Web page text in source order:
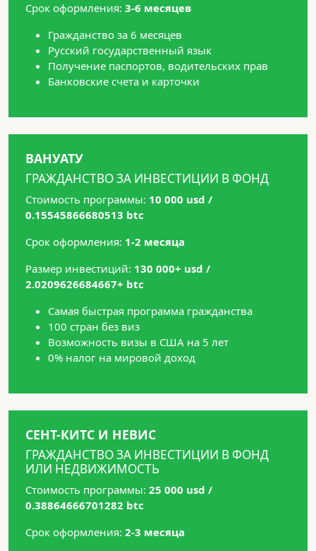
Срок оформления: 3-6 месяцев
Гражданство за 6 месяцев
Русский государственный язык
Получение паспортов, водительских прав
Банковские счета и карточки
ВАНУАТУ
ГРАЖДАНСТВО ЗА ИНВЕСТИЦИИ В ФОНД
Стоимость программы: 10 000 usd /
0.15545866680513 btc
Срок оформления: 1-2 месяца
Размер инвестиций: 130 000+ usd /
2.0209626684667+ btc
Самая быстрая программа гражданства
100 стран без виз
Возможность визы в США на 5 лет
0% налог на мировой доход
СЕНТ-КИТС И НЕВИС
ГРАЖДАНСТВО ЗА ИНВЕСТИЦИИ В ФОНД
ИЛИ НЕДВИЖИМОСТЬ
Стоимость программы: 25 000 usd /
0.38864666701282 btc
Срок оформления: 2-3 месяца